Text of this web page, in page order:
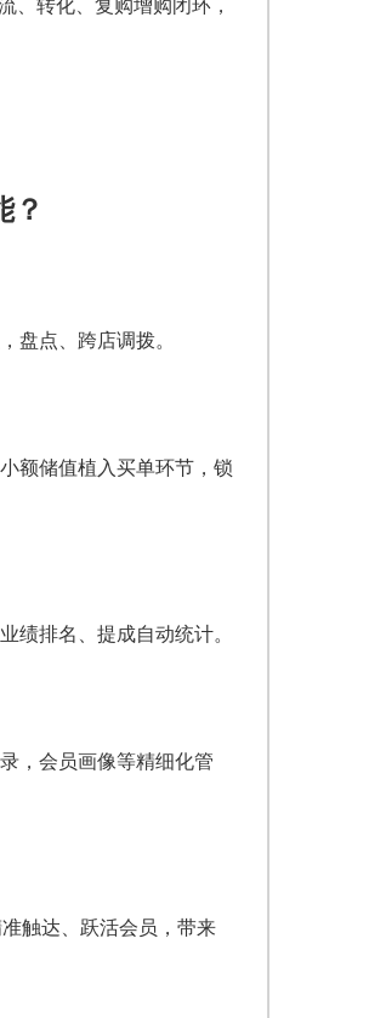
、转化、复购增购闭环，
？
盘点、跨店调拨。
额储值植入买单环节，锁
绩排名、提成自动统计。
，会员画像等精细化管
触达、跃活会员，带来